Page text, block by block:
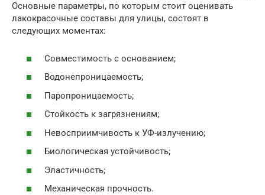
Основные параметры, по которым стоит оценивать
лакокрасочные составы для улицы, состоят в
следующих моментах:
Совместимость с основанием;
Водонепроницаемость;
Паропроницаемость;
Стойкость к загрязнениям;
Невосприимчивость к УФ-излучению;
Биологическая устойчивость;
Эластичность;
Механическая прочность.